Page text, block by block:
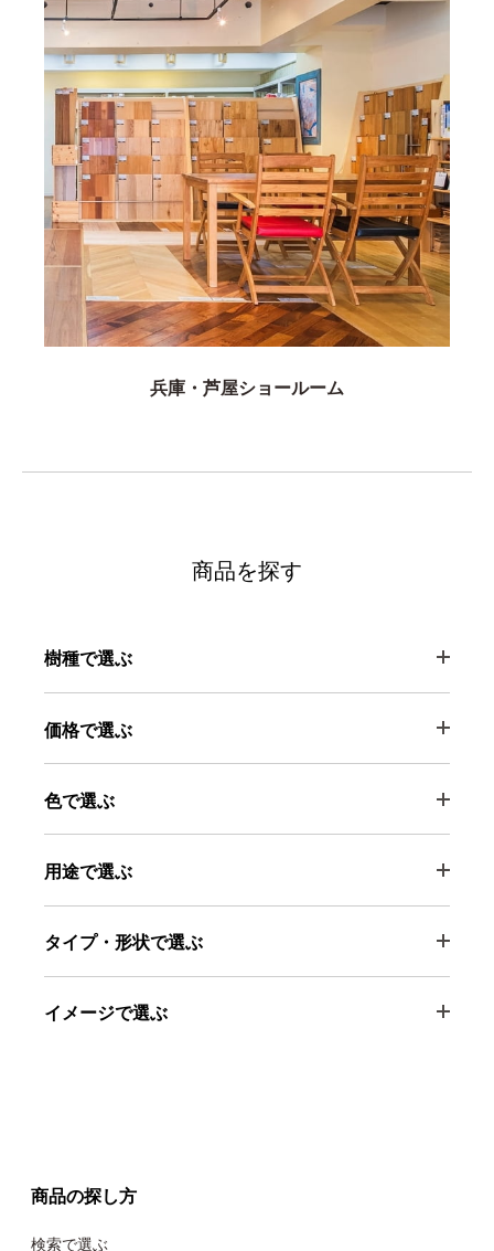
兵庫・芦屋ショールーム
商品を探す
樹種で選ぶ
価格で選ぶ
色で選ぶ
用途で選ぶ
タイプ・形状で選ぶ
イメージで選ぶ
商品の探し方
検索で選ぶ